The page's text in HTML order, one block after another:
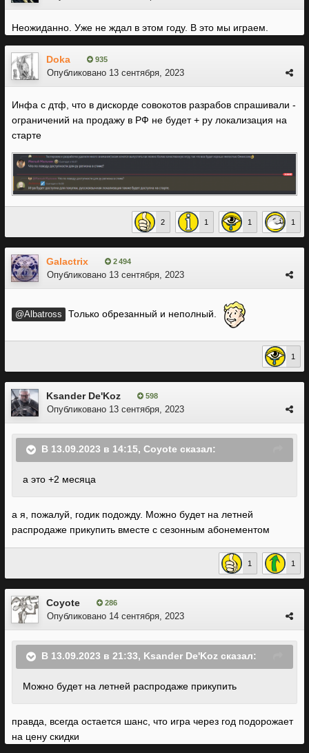
Неожиданно. Уже не ждал в этом году. В это мы играем.
Doka 935
Опубликовано 13 сентября, 2023
Инфа с дтф, что в дискорде совокотов разрабов спрашивали -
ограничений на продажу в РФ не будет + ру локализация на
старте
2 1 1 1
Galactrix 2 494
Опубликовано 13 сентября, 2023
@Albatross Только обрезанный и неполный.
1
Ksander De'Koz 598
Опубликовано 13 сентября, 2023
В 13.09.2023 в 14:15, Coyote сказал:
а это +2 месяца
а я, пожалуй, годик подожду. Можно будет на летней
распродаже прикупить вместе с сезонным абонементом
1 1
Coyote 286
Опубликовано 14 сентября, 2023
В 13.09.2023 в 21:33, Ksander De'Koz сказал:
Можно будет на летней распродаже прикупить
правда, всегда остается шанс, что игра через год подорожает
на цену скидки